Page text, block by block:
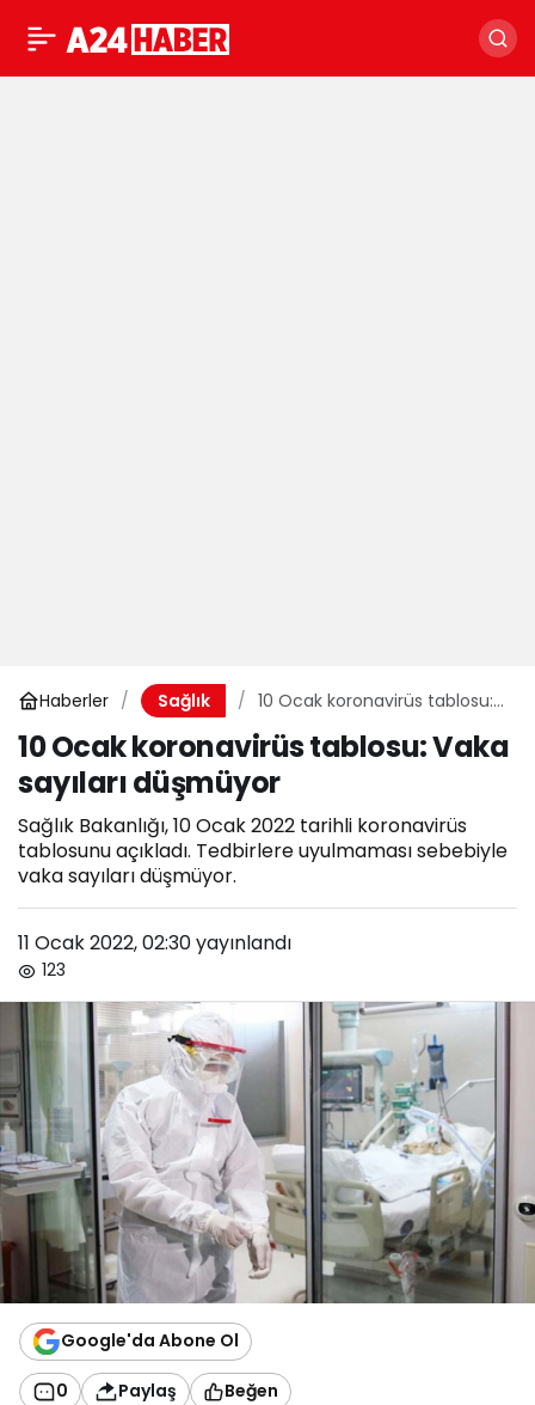
Haberler Sağlık
10 Ocak koronavirüs tablosu:
10 Ocak koronavirüs tablosu: Vaka
sayıları düşmüyor
Sağlık Bakanlığı, 10 Ocak 2022 tarihli koronavirüs
tablosunu açıkladı. Tedbirlere uyulmaması sebebiyle
vaka sayıları düşmüyor.
11 Ocak 2022, 02:30yayınlandı
123
Google'da Abone Ol
0 Paylaş Beğen